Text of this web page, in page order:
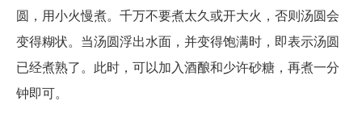
圆，用小火慢煮。千万不要煮太久或开大火，否则汤圆会
变得糊状。当汤圆浮出水面，并变得饱满时，即表示汤圆
已经煮熟了。此时，可以加入酒酿和少许砂糖，再煮一分
钟即可。